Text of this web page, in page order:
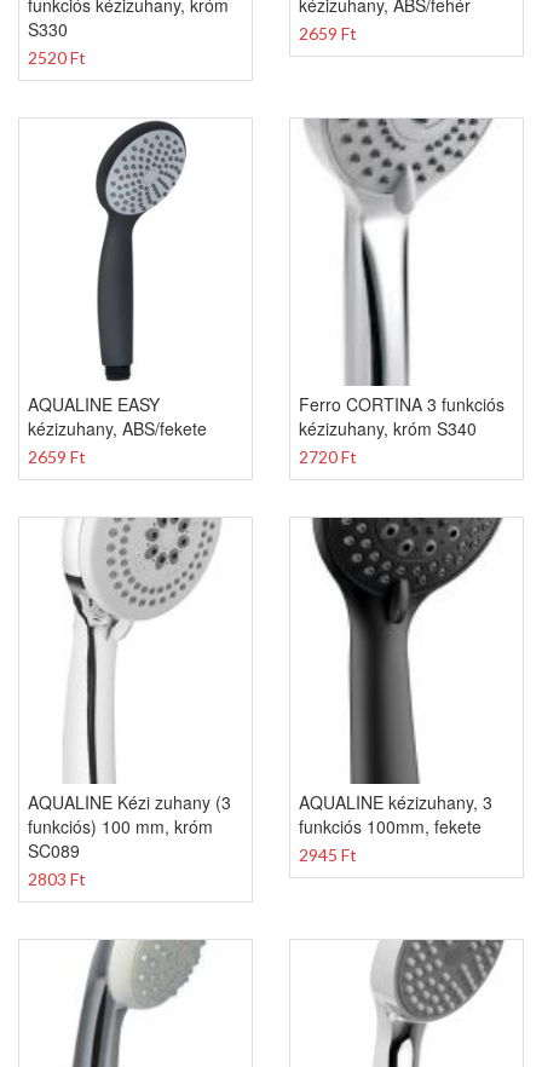
S330
2520 Ft
2659 Ft
AQUALINE EASY
kézizuhany, ABS/fekete
2659 Ft
Ferro CORTINA 3 funkciós
kézizuhany, króm S340
2720 Ft
AQUALINE Kézi zuhany (3
funkciós) 100 mm, króm
SC089
2803 Ft
AQUALINE kézizuhany, 3
funkciós 100mm, fekete
2945 Ft